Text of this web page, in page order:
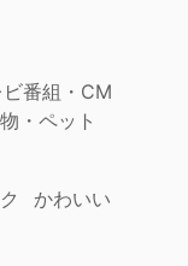
番組・CM
・ペット
かわいい